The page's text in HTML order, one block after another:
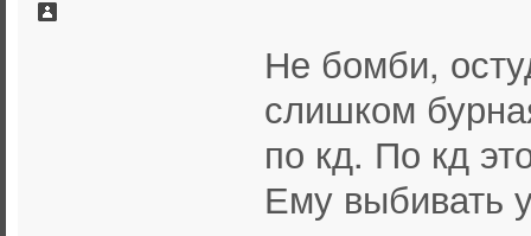
Не бомби,
слишком
по кд. По кд
Ему выбивать